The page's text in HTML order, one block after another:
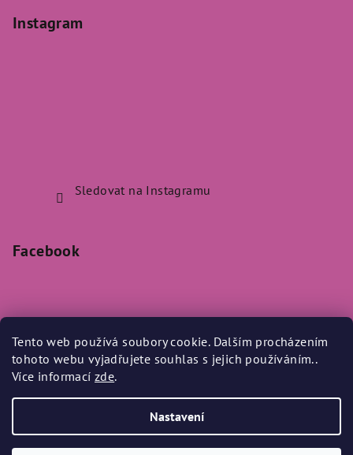
Tento web používá soubory cookie. Dalším procházením
tohoto webu vyjadřujete souhlas s jejich používáním..
Více informacízde.
Nastavení
Instagram
Sledovat na Instagramu
Facebook
Přijímáme online platby